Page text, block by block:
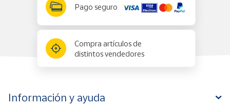
Pago seguro
Compra artículos de
distintos vendedores
Información y ayuda